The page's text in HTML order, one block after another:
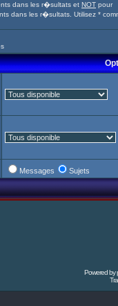
dans les r�sultats et NOT pour
dans les r�sultats. Utilisez *
Messages Sujets
Powered by